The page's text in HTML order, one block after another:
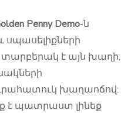
Penny Demo-ն
սպասելիքների
է այն խաղի,
խաղաոճով:
է պատրաստ լինեք